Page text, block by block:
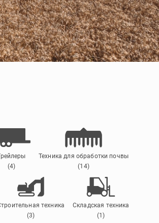
(4)
Техника для обработки почвы
(14)
техника
(3)
Складская техника
(1)